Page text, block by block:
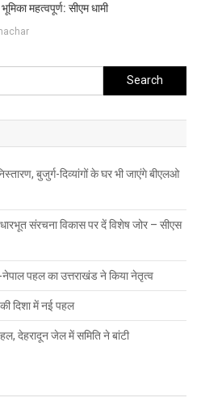
महत्वपूर्ण: सीएम धामी
Search
for:
बुजुर्ग-दिव्यांगों के घर भी जाएंगे बीएलओ
संरचना विकास पर दें विशेष जोर – सीएस
पहल का उत्तराखंड ने किया नेतृत्व
दिशा में नई पहल
देहरादून जेल में समिति ने बांटी